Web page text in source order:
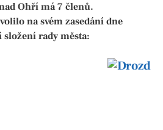
Ohří má 7 členů.
na svém zasedání dne
rady města: